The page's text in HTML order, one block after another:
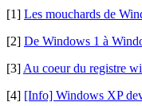
[1] Les mouchards de
[2] De Windows 1 à
[3] Au coeur du registre
[4] [Info] Windows XP